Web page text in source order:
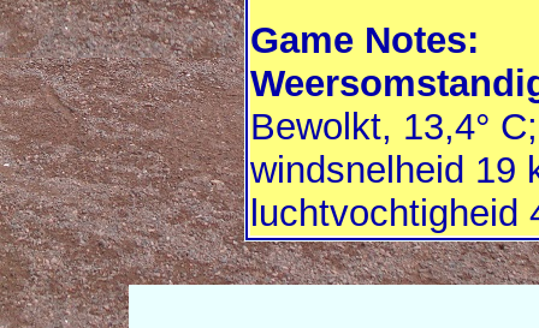
Game Notes:
Bewolkt, 13,4°
windsnelheid 19
luchtvochtigheid